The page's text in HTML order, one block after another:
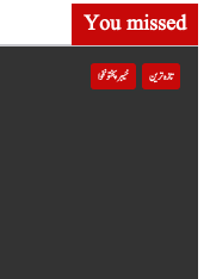
You missed
تازہ ترین خیبر پختونخوا